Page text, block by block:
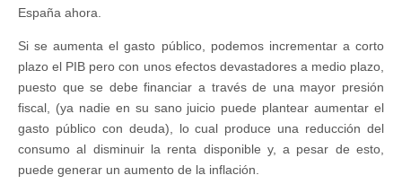
España ahora.
Si se aumenta el gasto público, podemos incrementar a corto
plazo el PIB pero con unos efectos devastadores a medio plazo,
puesto que se debe financiar a través de una mayor presión
fiscal, (ya nadie en su sano juicio puede plantear aumentar el
gasto público con deuda), lo cual produce una reducción del
consumo al disminuir la renta disponible y, a pesar de esto,
puede generar un aumento de la inflación.